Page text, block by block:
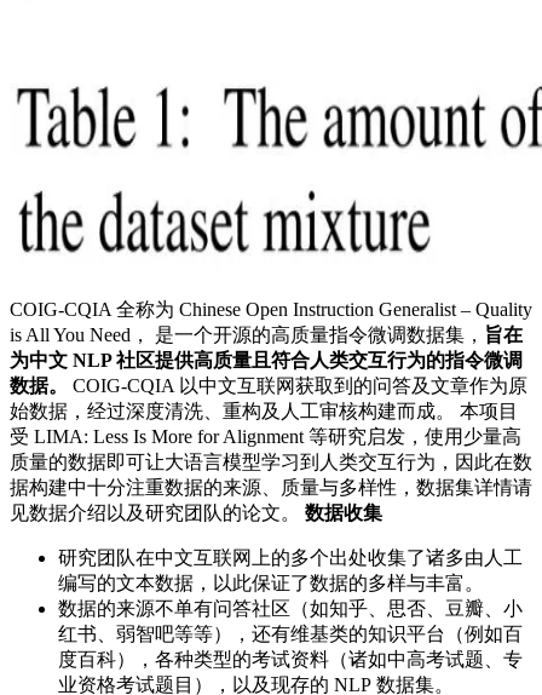
COIG-CQIA 全称为 Chinese Open Instruction Generalist – Quality
is All You Need， 是一个开源的高质量指令微调数据集， 旨在
为中文 NLP 社区提供高质量且符合人类交互行为的指令微调
数据。
COIG-CQIA 以中文互联网获取到的问答及文章作为原
始数据，经过深度清洗、重构及人工审核构建而成。 本项目
受 LIMA: Less Is More for Alignment 等研究启发，使用少量高
质量的数据即可让大语言模型学习到人类交互行为，因此在数
据构建中十分注重数据的来源、质量与多样性，数据集详情请
见数据介绍以及研究团队的论文。 数据收集
研究团队在中文互联网上的多个出处收集了诸多由人工
编写的文本数据，以此保证了数据的多样与丰富。
数据的来源不单有问答社区（如知乎、思否、豆瓣、小
红书、弱智吧等等），还有维基类的知识平台（例如百
度百科），各种类型的考试资料（诸如中高考试题、专
业资格考试题目），以及现存的 NLP 数据集。